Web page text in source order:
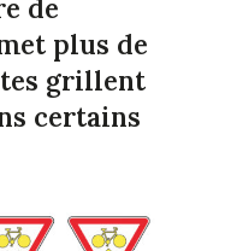
de
plus de
grillent
certains